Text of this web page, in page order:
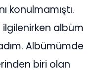
konulmamıştı.
albüm
Albümümde
biri olan